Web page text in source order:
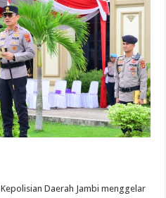
Kepolisian Daerah Jambi menggelar